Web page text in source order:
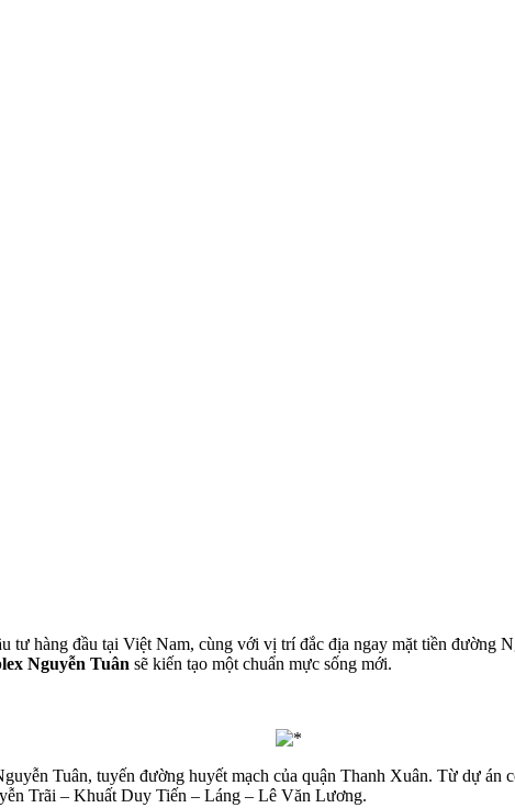
tư hàng đầu tại Việt Nam, cùng với vị trí đắc địa ngay mặt tiền đường
Nguyễn Tuân sẽ kiến tạo một chuẩn mực sống mới.
Tuân, tuyến đường huyết mạch của quận Thanh Xuân. Từ dự án
Trãi – Khuất Duy Tiến – Láng – Lê Văn Lương.